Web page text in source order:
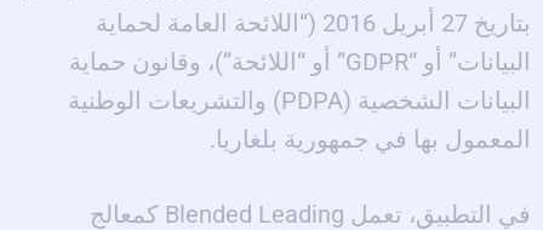
بتاريخ 27 أبريل 2016 (“اللائحة العامة لحماية
البيانات” أو “GDPR” أو “اللائحة”)، وقانون حماية
البيانات الشخصية (PDPA) والتشريعات الوطنية
المعمول بها في جمهورية بلغاريا.
في التطبيق، تعمل Blended Leading كمعالج